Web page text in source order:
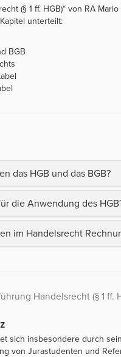
(§ 1 ff. HGB)“ von RA
unterteilt:
BGB
das HGB und das BGB?
die Anwendung des
im Handelsrecht
Handelsrecht (§ 1 ff.
sich insbesondere durch
von Jurastudenten und